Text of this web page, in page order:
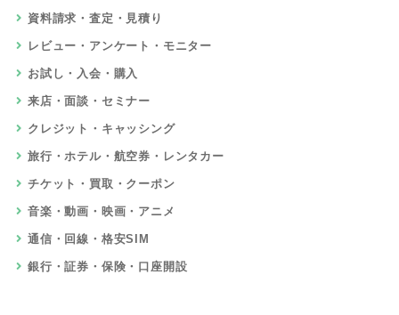
資料請求・査定・見積り
レビュー・アンケート・モニター
お試し・入会・購入
来店・面談・セミナー
クレジット・キャッシング
旅行・ホテル・航空券・レンタカー
チケット・買取・クーポン
音楽・動画・映画・アニメ
通信・回線・格安SIM
銀行・証券・保険・口座開設